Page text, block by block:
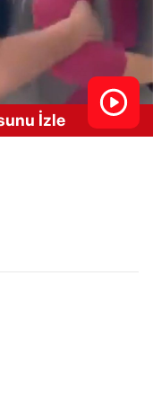
İzle